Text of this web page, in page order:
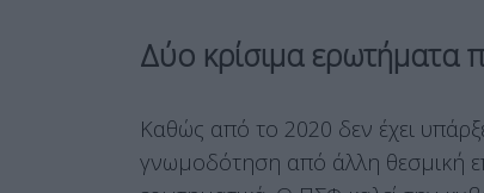
Δύο κρίσιμα ερωτήματα
Καθώς από το 2020 δεν έχει
γνωμοδότηση από άλλη θεσμική